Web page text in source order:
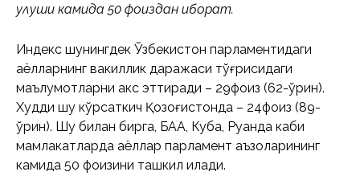
улуши камида 50 фоиздан иборат.
Индекс шунингдек Ўзбекистон парламентидаги
аёлларнинг вакиллик даражаси тўғрисидаги
маълумотларни акс эттиради – 29фоиз (62-ўрин).
Худди шу кўрсаткич Қозоғистонда – 24фоиз (89-
ўрин). Шу билан бирга, БАА, Куба, Руанда каби
мамлакатларда аёллар парламент аъзоларининг
камида 50 фоизини ташкил қилади.